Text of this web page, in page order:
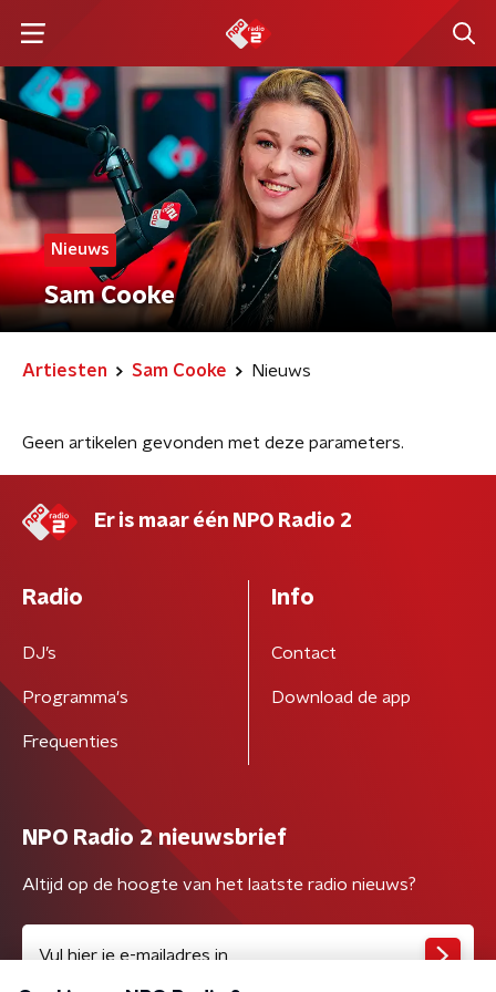
Nieuws
Sam Cooke
Artiesten Sam Cooke Nieuws
Geen artikelen gevonden met deze parameters.
Er is maar één NPO Radio 2
Radio
DJ’s
Programma's
Frequenties
Info
Contact
Download de app
NPO Radio 2 nieuwsbrief
Altijd op de hoogte van het laatste radio nieuws?